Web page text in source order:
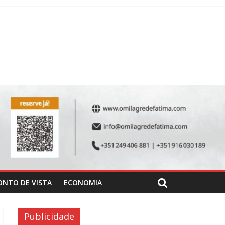
DE VISTA ECONOMIA
Publicidade